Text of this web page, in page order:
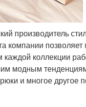
производитель
компании позволяет
каждой коллекции
модным
и многое другое